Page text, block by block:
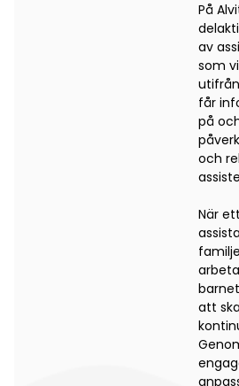
På
av
som
får
på
och
När
att